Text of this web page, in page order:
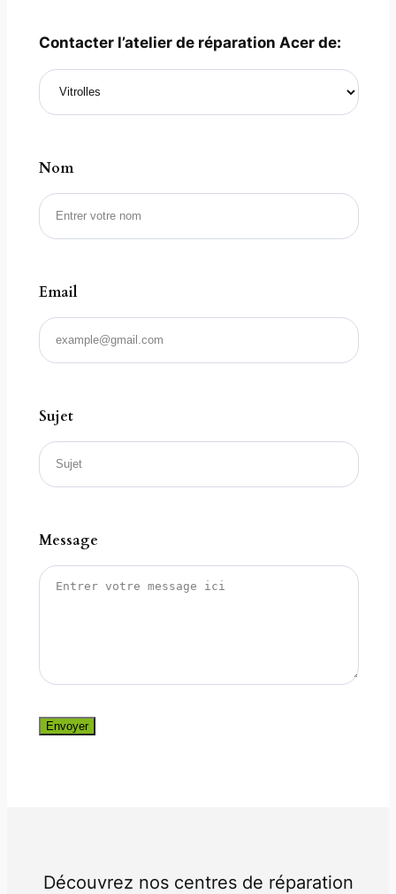
Contacter l’atelier de réparation Acer de:
Nom
Email
Sujet
Message
Envoyer
Découvrez nos centres de réparation